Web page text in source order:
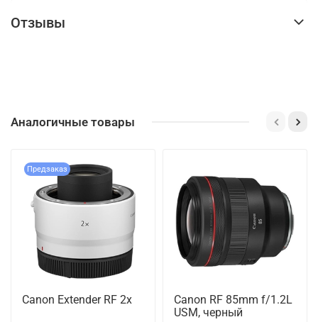
Отзывы
Аналогичные товары
Предзаказ
Canon Extender RF 2x
Canon RF 85mm f/1.2L
USM, черный